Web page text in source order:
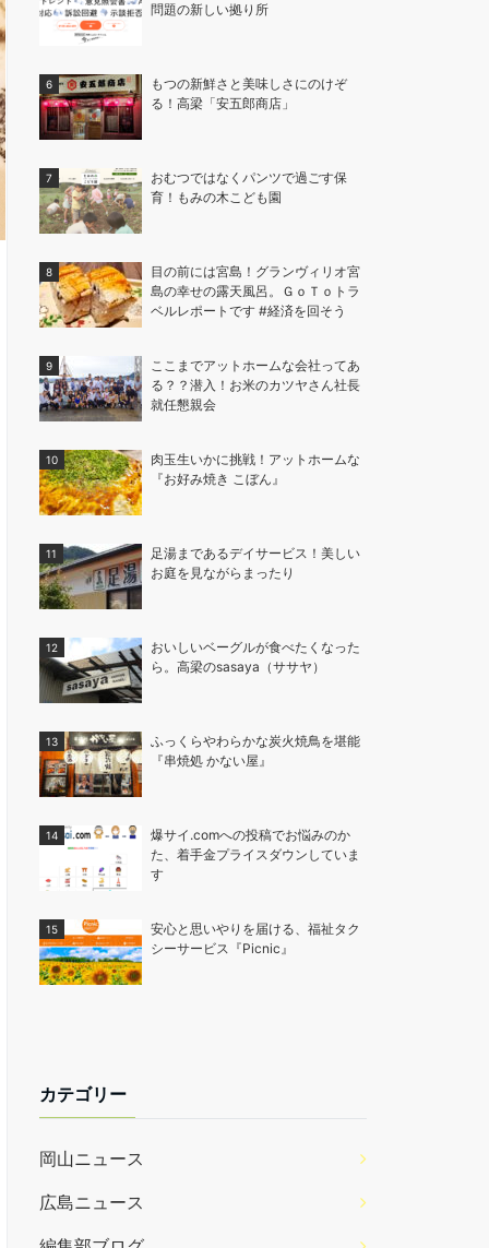
問題の新しい拠り所
もつの新鮮さと美味しさにのけぞ
る！高梁「安五郎商店」
おむつではなくパンツで過ごす保
育！もみの木こども園
目の前には宮島！グランヴィリオ宮
島の幸せの露天風呂。ＧｏＴｏトラ
ベルレポートです #経済を回そう
ここまでアットホームな会社ってあ
る？？潜入！お米のカツヤさん社長
就任懇親会
肉玉生いかに挑戦！アットホームな
『お好み焼き こぼん』
足湯まであるデイサービス！美しい
お庭を見ながらまったり
おいしいベーグルが食べたくなった
ら。高梁のsasaya（ササヤ）
ふっくらやわらかな炭火焼鳥を堪能
『串焼処 かない屋』
爆サイ.comへの投稿でお悩みのか
た、着手金プライスダウンしていま
す
安心と思いやりを届ける、福祉タク
シーサービス『Picnic』
カテゴリー
岡山ニュース
広島ニュース